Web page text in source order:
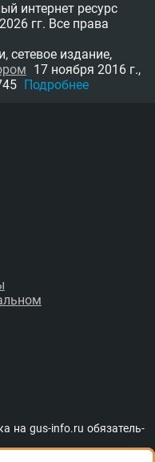
интернет ресурс
гг. Все права
сетевое издание,
17 ноября 2016 г.,
Подробнее
наgus-info.ru обя­за­тель­